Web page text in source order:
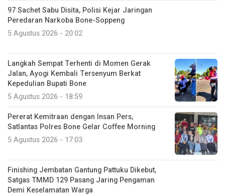
97 Sachet Sabu Disita, Polisi Kejar Jaringan
Peredaran Narkoba Bone-Soppeng
5 Agustus 2026 - 20:02
Langkah Sempat Terhenti di Momen Gerak
Jalan, Ayogi Kembali Tersenyum Berkat
Kepedulian Bupati Bone
5 Agustus 2026 - 18:59
Pererat Kemitraan dengan Insan Pers,
Satlantas Polres Bone Gelar Coffee Morning
5 Agustus 2026 - 17:03
Finishing Jembatan Gantung Pattuku Dikebut,
Satgas TMMD 129 Pasang Jaring Pengaman
Demi Keselamatan Warga